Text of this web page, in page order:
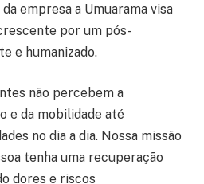
da empresa a Umuarama visa
por um pós-
e humanizado.
não percebem a
e da mobilidade até
no dia a dia. Nossa missão
tenha uma recuperação
dores e riscos